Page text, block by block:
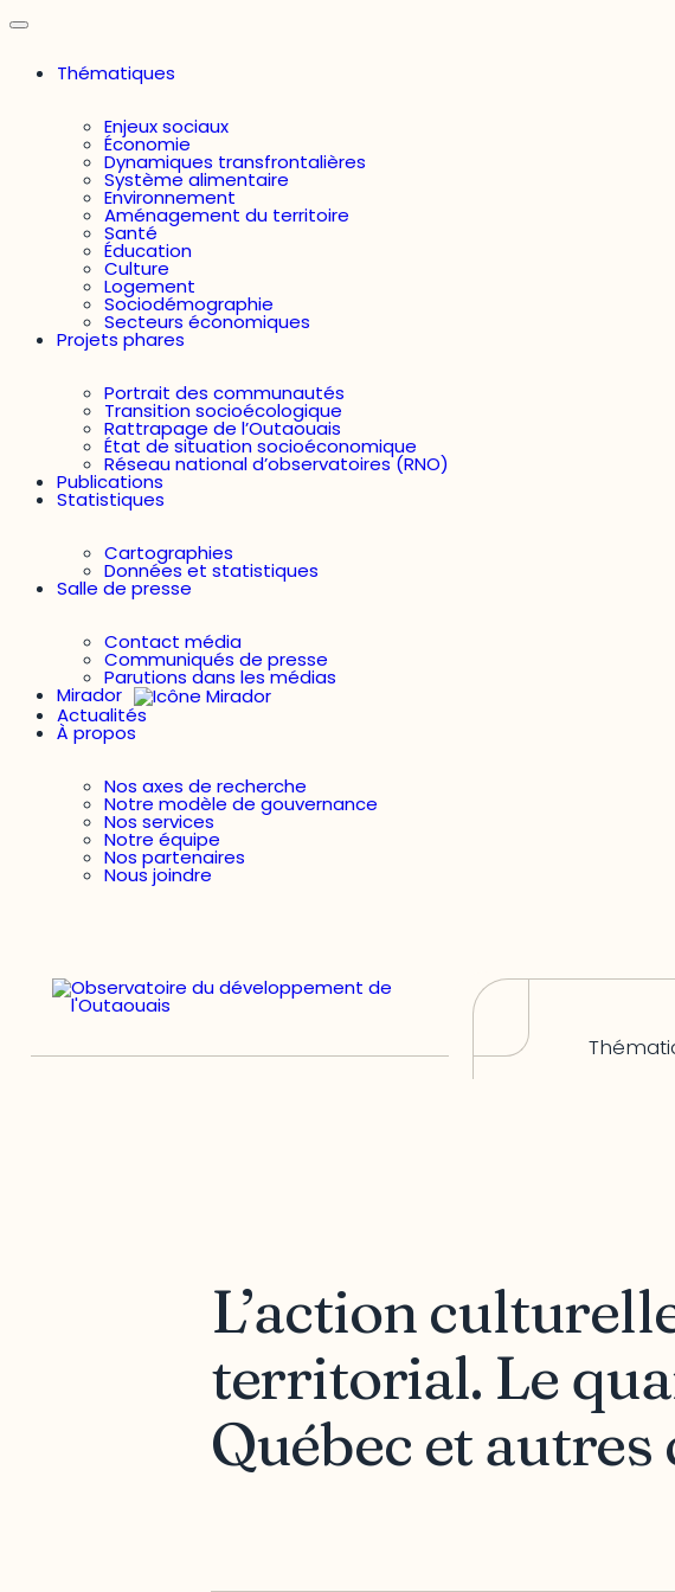
Thématiques
Enjeux sociaux
Économie
Dynamiques transfrontalières
Système alimentaire
Environnement
Aménagement du territoire
Santé
Éducation
Culture
Logement
Sociodémographie
Secteurs économiques
Projets phares
Portrait des communautés
Transition socioécologique
Rattrapage de l’Outaouais
État de situation socioéconomique
Réseau national d’observatoires (RNO)
Publications
Statistiques
Cartographies
Données et statistiques
Salle de presse
Contact média
Communiqués de presse
Parutions dans les médias
Mirador
Actualités
À propos
Nos axes de recherche
Notre modèle de gouvernance
Nos services
Notre équipe
Nos partenaires
Nous joindre
L’action
territorial. Le
Québec et autres